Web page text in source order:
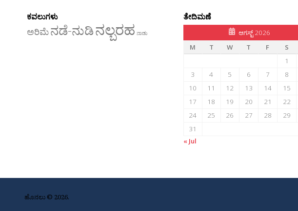
ಕವಲುಗಳು
ಅರಿಮೆನಡೆ-ನುಡಿನಲ್ಬರಹ ನಾಡು
ತೇದಿಮಣೆ
ಆಗಸ್ಟ್ 2026
M
T W T F S
1
3
4 5 6 7 8
10
11 12 13 14 15
17
18 19 20 21 22
24
25 26 27 28 29
31
« Jul
ಹೊನಲು © 2026.